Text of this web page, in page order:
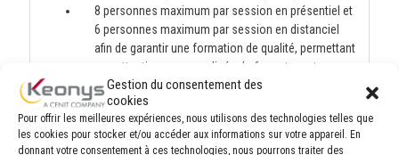
Gestion du consentement des
cookies
Pour offrir les meilleures expériences, nous utilisons des technologies telles que
les cookies pour stocker et/ou accéder aux informations sur votre appareil. En
donnant votre consentement à ces technologies, nous pourrons traiter des
8 personnes maximum par session en présentiel et
6 personnes maximum par session en distanciel
afin de garantir une formation de qualité, permettant
une attention personnalisée du formateur et
favorisant les échanges entre participants. Cette
taille de groupe optimale facilite les exercices
pratiques, les discussions approfondies et un suivi
individuel des progrès de chacun.